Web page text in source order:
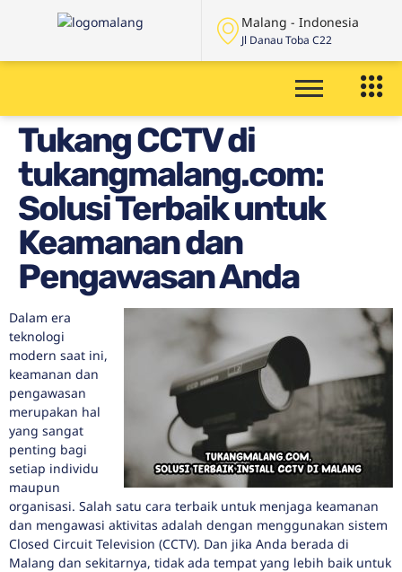
Malang - Indonesia
Jl Danau Toba C22
Tukang CCTV di
tukangmalang.com:
Solusi Terbaik untuk
Keamanan dan
Pengawasan Anda
Dalam era
teknologi
modern saat ini,
keamanan dan
pengawasan
merupakan hal
yang sangat
penting bagi
setiap individu
maupun
organisasi. Salah satu cara terbaik untuk menjaga keamanan
dan mengawasi aktivitas adalah dengan menggunakan sistem
Closed Circuit Television (CCTV). Dan jika Anda berada di
Malang dan sekitarnya, tidak ada tempat yang lebih baik untuk